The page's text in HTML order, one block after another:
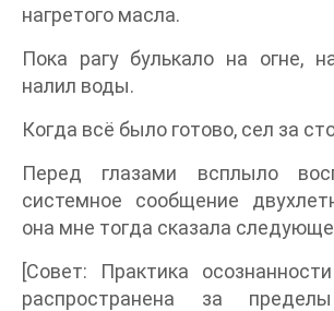
нагретого масла.
Пока рагу булькало на огне,
налил воды.
Когда всё было готово, сел за
Перед глазами всплыло
системное сообщение
она мне тогда сказала
[Совет: Практика
распространена за